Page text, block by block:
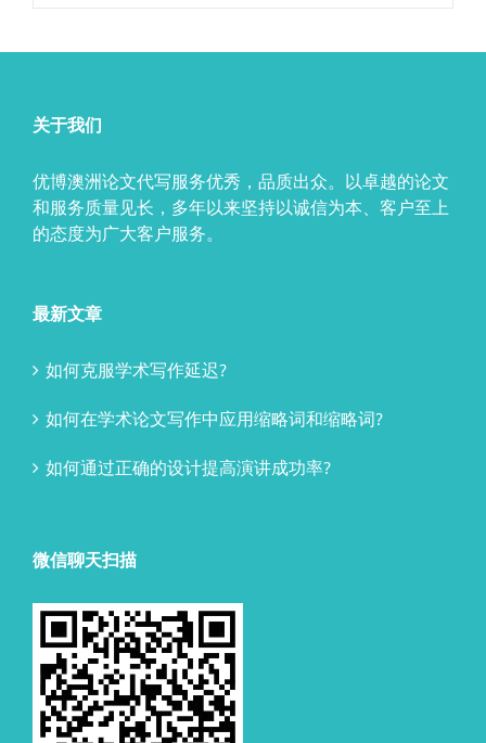
关于我们
优博澳洲论文代写服务优秀，品质出众。以卓越的论文
和服务质量见长，多年以来坚持以诚信为本、客户至上
的态度为广大客户服务。
最新文章
如何克服学术写作延迟?
如何在学术论文写作中应用缩略词和缩略词?
如何通过正确的设计提高演讲成功率?
微信聊天扫描